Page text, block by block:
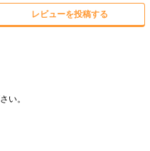
レビューを投稿する
い。